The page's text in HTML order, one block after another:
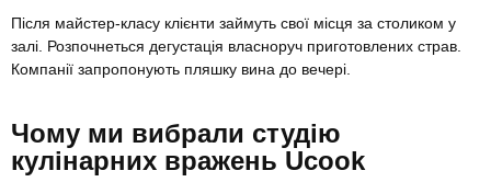
Після майстер-класу клієнти займуть свої місця за столиком у
залі. Розпочнеться дегустація власноруч приготовлених страв.
Компанії запропонують пляшку вина до вечері.
Чому ми вибрали студію
кулінарних вражень Ucook